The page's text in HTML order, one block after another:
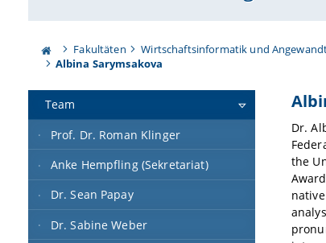
Fakultäten Wirtschaftsinformatik und
Albina Sarymsakova
Team
Prof. Dr. Roman Klinger
Anke Hempfling (Sekretariat)
Dr. Sean Papay
Dr. Sabine Weber
Dr.
the